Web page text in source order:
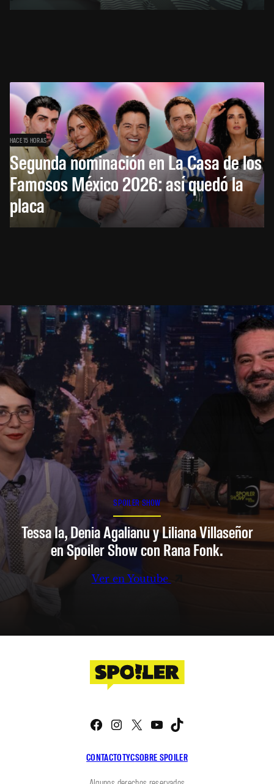
HACE 15 HORAS
Segunda nominación en La Casa de los
Famosos México 2026: así quedó la
placa
SPOILER SHOW
Tessa Ia, Denia Agalianu y Liliana Villaseñor
en Spoiler Show con Rana Fonk.
Ver en Youtube
CONTACTOTYCSOBRE SPOILER
Facebook
Instagram
X YouTube